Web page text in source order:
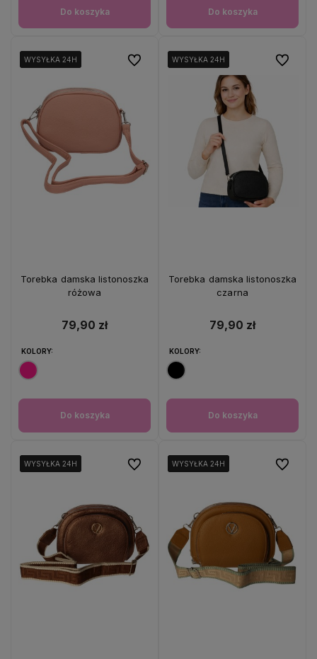
Do koszyka Do koszyka
WYSYŁKA 24H
WYSYŁKA 24H
WYSYŁKA 24H
Torebka damska listonoszka
różowa
79,90 zł
KOLORY:
Do koszyka
Do ulubionychWYSYŁKA 24H
WYSYŁKA 24H
WYSYŁKA 24H
Torebka damska listonoszka
czarna
79,90 zł
KOLORY:
Do koszyka
Do
WYSYŁKA 24H
WYSYŁKA 24H
WYSYŁKA 24H Do ulubionychWYSYŁKA 24H
WYSYŁKA 24H
WYSYŁKA 24H Do